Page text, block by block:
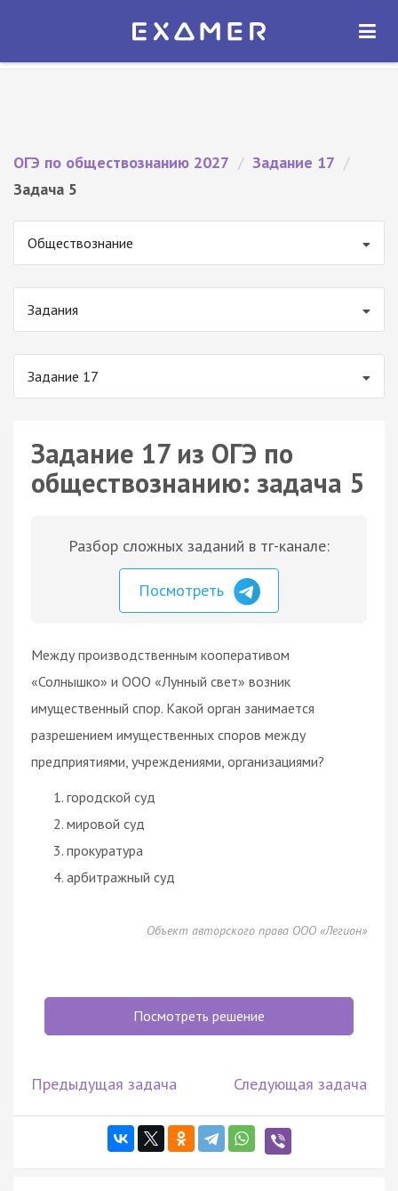
Экзамер — ЕГЭ 2027
ОТКРЫТЬ
ОГЭ по обществознанию 2027 / Задание 17 /
Задача 5
Обществознание
Задания
Задание 17
Задание 17 из ОГЭ по
обществознанию: задача 5
Разбор сложных заданий в тг-канале:
Посмотреть
Между производственным кооперативом
«Солнышко» и ООО «Лунный свет» возник
имущественный спор. Какой орган занимается
разрешением имущественных споров между
предприятиями, учреждениями, организациями?
городской суд
мировой суд
прокуратура
арбитражный суд
Объект авторского права ООО «Легион»
Посмотреть решение
Предыдущая задача Следующая задача